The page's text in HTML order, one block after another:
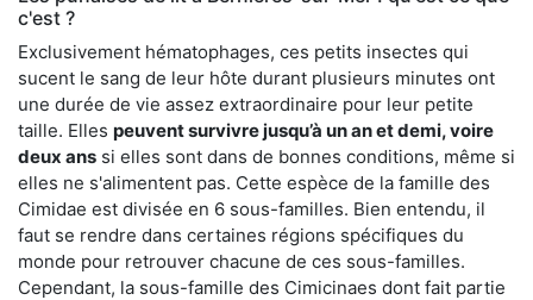
c'est ?
Exclusivement hématophages, ces petits insectes qui
sucent le sang de leur hôte durant plusieurs minutes ont
une durée de vie assez extraordinaire pour leur petite
taille. Elles peuvent survivre jusqu’à un an et demi, voire
deux ans si elles sont dans de bonnes conditions, même si
elles ne s'alimentent pas. Cette espèce de la famille des
Cimidae est divisée en 6 sous-familles. Bien entendu, il
faut se rendre dans certaines régions spécifiques du
monde pour retrouver chacune de ces sous-familles.
Cependant, la sous-famille des Cimicinaes dont fait partie